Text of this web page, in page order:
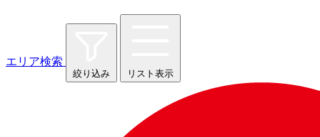
エリア検索
絞り込み リスト表示